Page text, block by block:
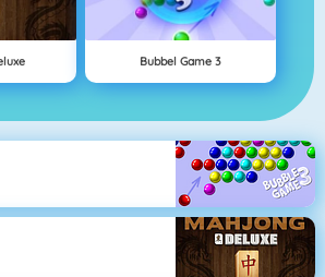
Bubbel Game 3